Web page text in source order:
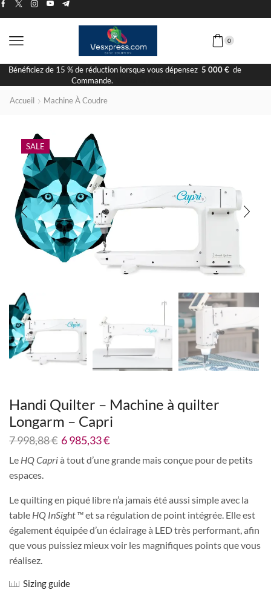
0
Livraison Rapide
Accueil Machine À Coudre
SALE
Handi Quilter – Machine à quilter
Longarm – Capri
7 998,88€ 6 985,33€
Le HQ Caprià tout d’une grande mais conçue pour de petits
espaces.
Le quilting en piqué libre n’a jamais été aussi simple avec la
table HQ InSight ™et sa régulation de point intégrée. Elle est
également équipée d’un éclairage à LED très performant, afin
que vous puissiez mieux voir les magnifiques points que vous
réalisez.
Sizing guide